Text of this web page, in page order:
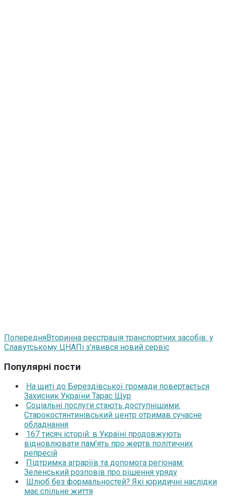
ПопередняВторинна реєстрація транспортних засобів: у
Славутському ЦНАПі з’явився новий сервіс
Популярні пости
На щиті до Берездівської громади повертається
Захисник України Тарас Щур
Соціальні послуги стають доступнішими:
Старокостянтинівський центр отримав сучасне
обладнання
167 тисяч історій: в Україні продовжують
відновлювати пам’ять про жертв політичних
репресій
Підтримка аграріїв та допомога регіонам:
Зеленський розповів про рішення уряду
Шлюб без формальностей? Які юридичні наслідки
має спільне життя